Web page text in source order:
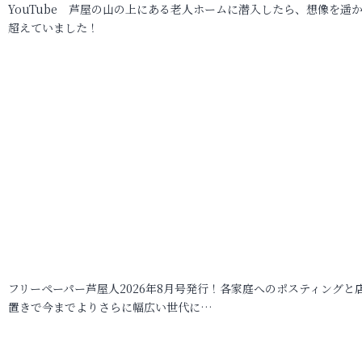
YouTube 芦屋の山の上にある老人ホームに潜入したら、想像を遥
超えていました！
フリーペーパー芦屋人2026年8月号発行！各家庭へのポスティングと
置きで今までよりさらに幅広い世代に…